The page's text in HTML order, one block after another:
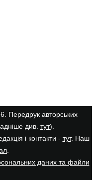
Передрук авторських
див. тут).
і контакти - тут. Наш
даних та файли